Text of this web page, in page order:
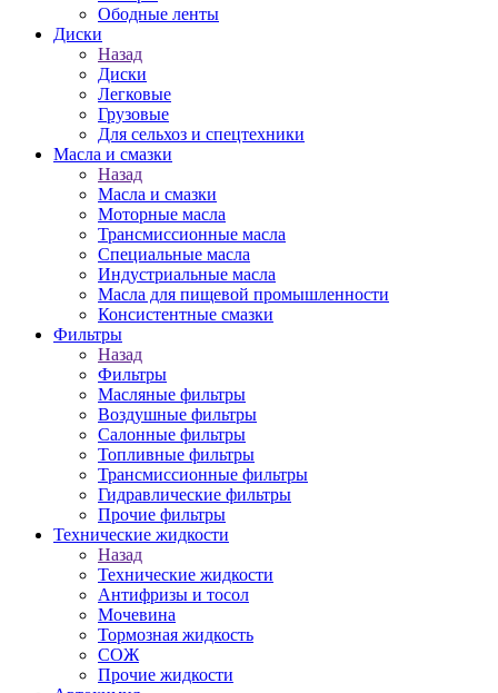
Ободные ленты
Диски
Назад
Диски
Легковые
Грузовые
Для сельхоз и спецтехники
Масла и смазки
Назад
Масла и смазки
Моторные масла
Трансмиссионные масла
Специальные масла
Индустриальные масла
Масла для пищевой промышленности
Консистентные смазки
Фильтры
Назад
Фильтры
Масляные фильтры
Воздушные фильтры
Салонные фильтры
Топливные фильтры
Трансмиссионные фильтры
Гидравлические фильтры
Прочие фильтры
Технические жидкости
Назад
Технические жидкости
Антифризы и тосол
Мочевина
Тормозная жидкость
СОЖ
Прочие жидкости